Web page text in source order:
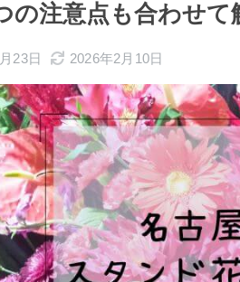
の注意点も合わせて
23日 2026年2月10日